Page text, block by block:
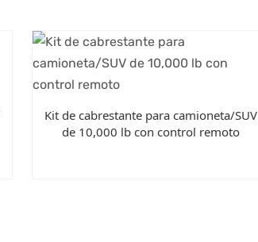
Kit de cabrestante para camioneta/SUV
de 10,000 lb con control remoto